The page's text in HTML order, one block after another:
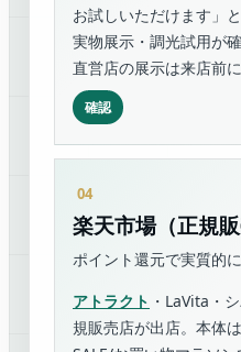
お試しいただけます」
実物展示・調光試用が
直営店の展示は来店前に
確認
楽天市場（正規販
ポイント還元で実質的
アトラクト ・LaVita・
規販売店が出店。本体